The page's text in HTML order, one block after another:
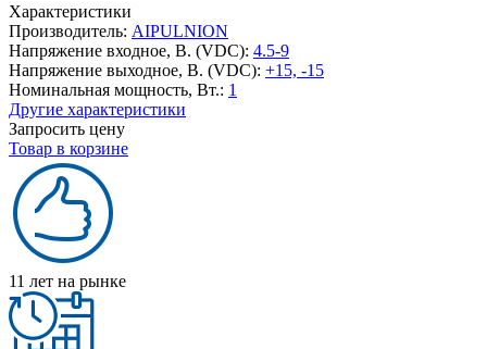
Характеристики
Производитель: AIPULNION
Напряжение входное, В. (VDC): 4.5-9
Напряжение выходное, В. (VDC): +15, -15
Номинальная мощность, Вт.: 1
Другие характеристики
Запросить цену
Товар в корзине
11 лет на рынке